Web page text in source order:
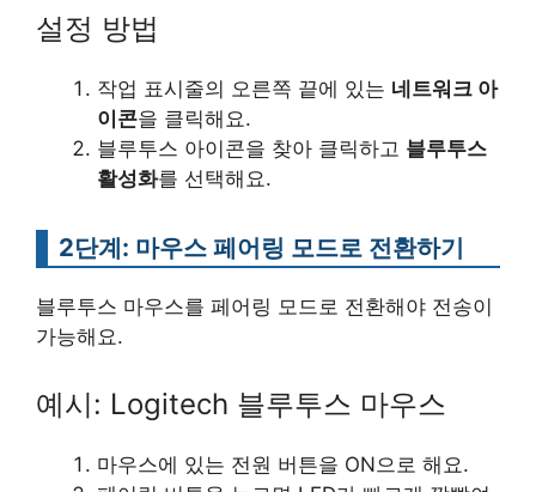
설정 방법
작업 표시줄의 오른쪽 끝에 있는 네트워크 아
이콘을 클릭해요.
블루투스 아이콘을 찾아 클릭하고 블루투스
활성화를 선택해요.
2단계: 마우스 페어링 모드로 전환하기
블루투스 마우스를 페어링 모드로 전환해야 전송이
가능해요.
예시: Logitech 블루투스 마우스
마우스에 있는 전원 버튼을 ON으로 해요.